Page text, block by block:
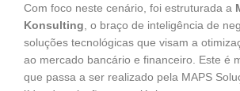
Com foco neste cenário, foi estruturada a
Konsulting , o braço de inteligência de
soluções tecnológicas que visam a
ao mercado bancário e financeiro. Este é
que passa a ser realizado pela MAPS